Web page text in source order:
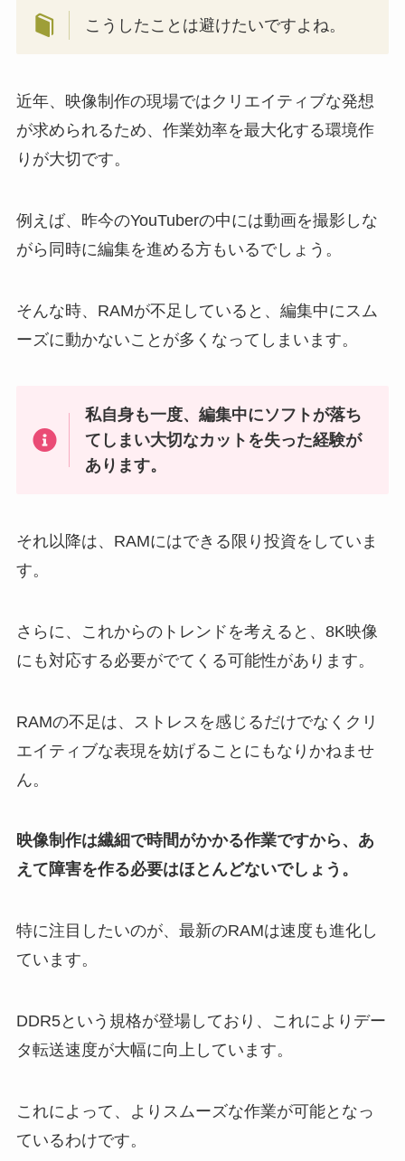
こうしたことは避けたいですよね。
近年、映像制作の現場ではクリエイティブな発想
が求められるため、作業効率を最大化する環境作
りが大切です。
例えば、昨今のYouTuberの中には動画を撮影しな
がら同時に編集を進める方もいるでしょう。
そんな時、RAMが不足していると、編集中にスム
ーズに動かないことが多くなってしまいます。
私自身も一度、編集中にソフトが落ち
てしまい大切なカットを失った経験が
あります。
それ以降は、RAMにはできる限り投資をしていま
す。
さらに、これからのトレンドを考えると、8K映像
にも対応する必要がでてくる可能性があります。
RAMの不足は、ストレスを感じるだけでなくクリ
エイティブな表現を妨げることにもなりかねませ
ん。
映像制作は繊細で時間がかかる作業ですから、あ
えて障害を作る必要はほとんどないでしょう。
特に注目したいのが、最新のRAMは速度も進化し
ています。
DDR5という規格が登場しており、これによりデー
タ転送速度が大幅に向上しています。
これによって、よりスムーズな作業が可能となっ
ているわけです。